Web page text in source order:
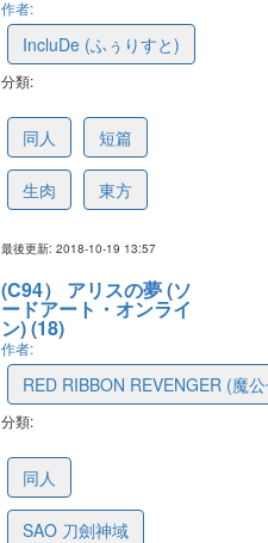
作者:
IncluDe (ふぅりすと)
分類:
同人 短篇
生肉 東方
最後更新: 2018-10-19 13:57
(C94） アリスの夢 (ソ
ードアート・オンライ
ン) (18)
作者:
RED RIBBON REVENGER (魔
分類:
同人
SAO 刀劍神域